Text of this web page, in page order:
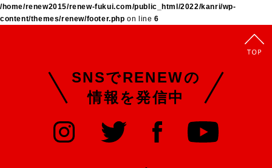
/home/renew2015/renew-fukui.com/public_html/2022/kanri/wp-
content/themes/renew/footer.php on line 6
SNSでRENEWの
情報を発信中